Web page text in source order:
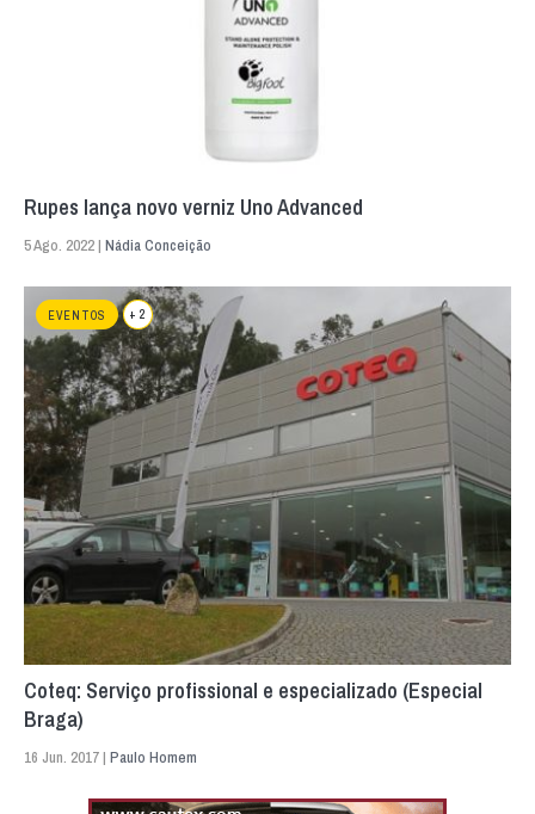
Rupes lança novo verniz Uno Advanced
5 Ago. 2022 | Nádia Conceição
EVENTOS + 2
Coteq: Serviço profissional e especializado (Especial
Braga)
16 Jun. 2017 | Paulo Homem